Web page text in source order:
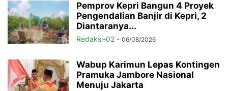
Pemprov Kepri Bangun 4 Proyek
Pengendalian Banjir di Kepri, 2
Diantaranya...
Redaksi-02 - 06/08/2026
Wabup Karimun Lepas Kontingen
Pramuka Jambore Nasional
Menuju Jakarta